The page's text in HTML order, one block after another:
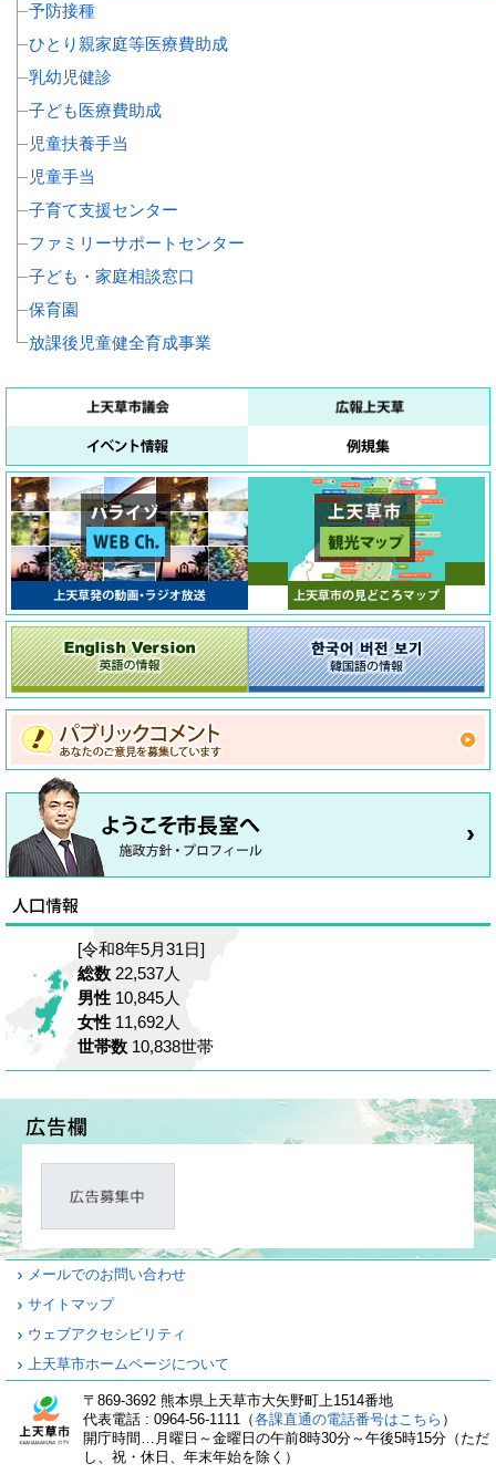
予防接種
ひとり親家庭等医療費助成
乳幼児健診
子ども医療費助成
児童扶養手当
児童手当
子育て支援センター
ファミリーサポートセンター
子ども・家庭相談窓口
保育園
放課後児童健全育成事業
[令和8年5月31日]
総数 22,537人
男性 10,845人
女性 11,692人
世帯数 10,838世帯
メールでのお問い合わせ
サイトマップ
ウェブアクセシビリティ
上天草市ホームページについて
〒869-3692 熊本県上天草市大矢野町上1514番地
代表電話 : 0964-56-1111（各課直通の電話番号はこちら ）
開庁時間…月曜日～金曜日の午前8時30分～午後5時15分（ただ
し、祝・休日、年末年始を除く）